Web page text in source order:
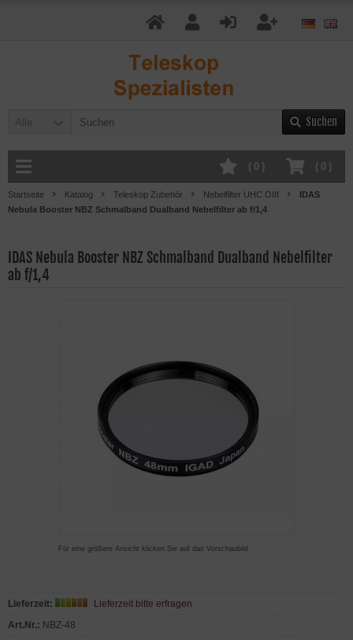
Alle Suchen
( 0 )
( 0 )
Startseite Katalog Teleskop Zubehör Nebelfilter UHC OIII
IDAS
Nebula Booster NBZ Schmalband Dualband Nebelfilter ab f/1,4
IDAS Nebula Booster NBZ Schmalband Dualband Nebelfilter
ab f/1,4
Für eine größere Ansicht klicken Sie auf das Vorschaubild
Lieferzeit:
Lieferzeit bitte erfragen
Art.Nr.: NBZ-48